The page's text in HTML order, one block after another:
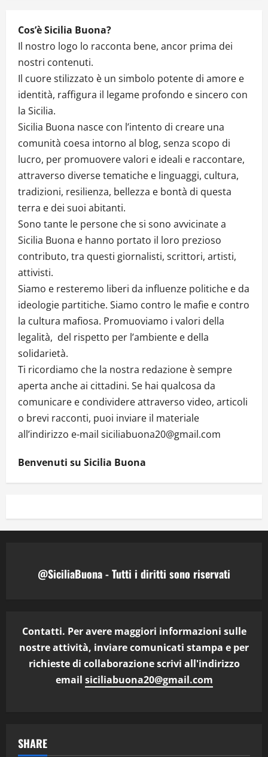
n
Cos’è Sicilia Buona?
Il nostro logo lo racconta bene, ancor prima dei
nostri contenuti.
Il cuore stilizzato è un simbolo potente di amore e
identità, raffigura il legame profondo e sincero con
la Sicilia.
Sicilia Buona nasce con l’intento di creare una
comunità coesa intorno al blog, senza scopo di
lucro, per promuovere valori e ideali e raccontare,
attraverso diverse tematiche e linguaggi, cultura,
tradizioni, resilienza, bellezza e bontà di questa
terra e dei suoi abitanti.
Sono tante le persone che si sono avvicinate a
Sicilia Buona e hanno portato il loro prezioso
contributo, tra questi giornalisti, scrittori, artisti,
attivisti.
Siamo e resteremo liberi da influenze politiche e da
ideologie partitiche. Siamo contro le mafie e contro
la cultura mafiosa. Promuoviamo i valori della
legalità, del rispetto per l’ambiente e della
solidarietà.
Ti ricordiamo che la nostra redazione è sempre
aperta anche ai cittadini. Se hai qualcosa da
comunicare e condividere attraverso video, articoli
o brevi racconti, puoi inviare il materiale
all’indirizzo e-mail siciliabuona20@gmail.com
Benvenuti su Sicilia Buona
@SiciliaBuona - Tutti i diritti sono riservati
Contatti. Per avere maggiori informazioni sulle
nostre attività, inviare comunicati stampa e per
richieste di collaborazione scrivi all'indirizzo
email siciliabuona20@gmail.com
SHARE